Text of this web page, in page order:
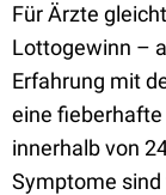
Für Ärzte
Lottogewinn –
Erfahrung mit
eine fieberhafte
innerhalb von
Symptome